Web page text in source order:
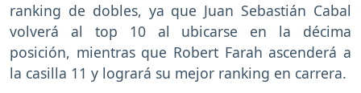
ranking de dobles, ya que Juan Sebastián Cabal
volverá al top 10 al ubicarse en la décima
posición, mientras que Robert Farah ascenderá a
la casilla 11 y logrará su mejor ranking en carrera.